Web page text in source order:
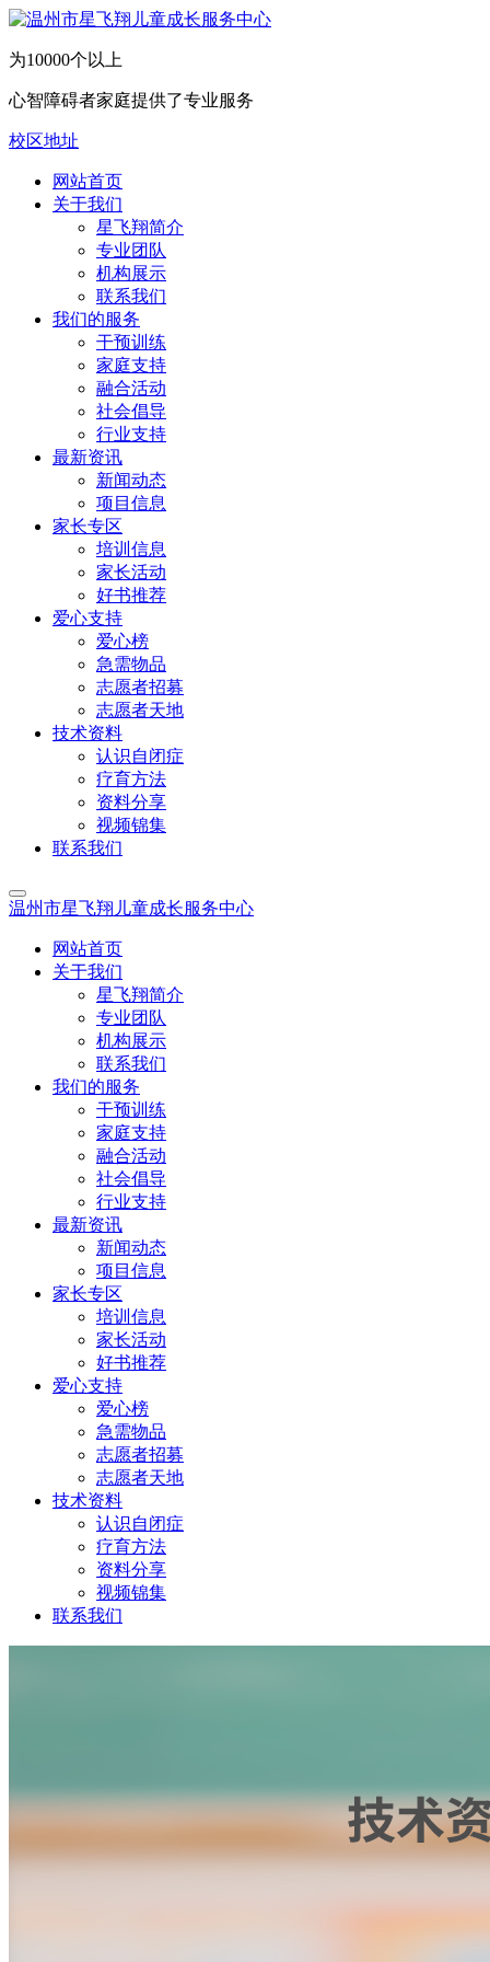
为10000个以上
心智障碍者家庭提供了专业服务
校区地址
网站首页
关于我们
​星飞翔简介
专业团队
机构展示
联系我们
我们的服务
干预训练
家庭支持
融合活动
社会倡导
行业支持
最新资讯
新闻动态
项目信息
家长专区
培训信息
家长活动
好书推荐
爱心支持
爱心榜
急需物品
志愿者招募
志愿者天地
技术资料
认识自闭症
疗育方法
资料分享
视频锦集
联系我们
温州市星飞翔儿童成长服务中心
网站首页
关于我们
​星飞翔简介
专业团队
机构展示
联系我们
我们的服务
干预训练
家庭支持
融合活动
社会倡导
行业支持
最新资讯
新闻动态
项目信息
家长专区
培训信息
家长活动
好书推荐
爱心支持
爱心榜
急需物品
志愿者招募
志愿者天地
技术资料
认识自闭症
疗育方法
资料分享
视频锦集
联系我们